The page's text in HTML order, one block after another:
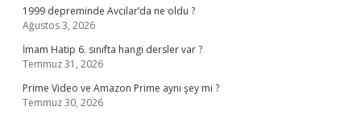
1999 depreminde Avcılar’da ne oldu ?
Ağustos 3, 2026
İmam Hatip 6. sınıfta hangi dersler var ?
Temmuz 31, 2026
Prime Video ve Amazon Prime aynı şey mi ?
Temmuz 30, 2026